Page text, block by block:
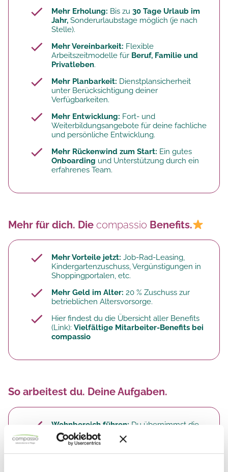
Mehr Erholung: Bis zu 30 Tage Urlaub im
Jahr, Sonderurlaubstage möglich (je nach
Stelle).
Mehr Vereinbarkeit: Flexible
Arbeitszeitmodelle für Beruf, Familie und
Privatleben.
Mehr Planbarkeit: Dienstplansicherheit
unter Berücksichtigung deiner
Verfügbarkeiten.
Mehr Entwicklung: Fort- und
Weiterbildungsangebote für deine fachliche
und persönliche Entwicklung.
Mehr Rückenwind zum Start: Ein gutes
Onboarding und Unterstützung durch ein
erfahrenes Team.
Mehr für dich. Die compassio Benefits.
Mehr Vorteile jetzt: Job-Rad-Leasing,
Kindergartenzuschuss, Vergünstigungen in
Shoppingportalen, etc.
Mehr Geld im Alter: 20 % Zuschuss zur
betrieblichen Altersvorsorge.​
Hier findest du die Übersicht aller Benefits
(Link): Vielfältige Mitarbeiter-Benefits bei
compassio
So arbeitest du. Deine Aufgaben.
Wohnbereich führen: Du übernimmst die
fachliche und organisatorische Leitung eines
Wohnbereichs innerhalb deiner Einrichtung.